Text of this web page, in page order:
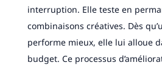
interruption. Elle teste en
combinaisons créatives. Dès
performe mieux, elle lui alloue
budget. Ce processus